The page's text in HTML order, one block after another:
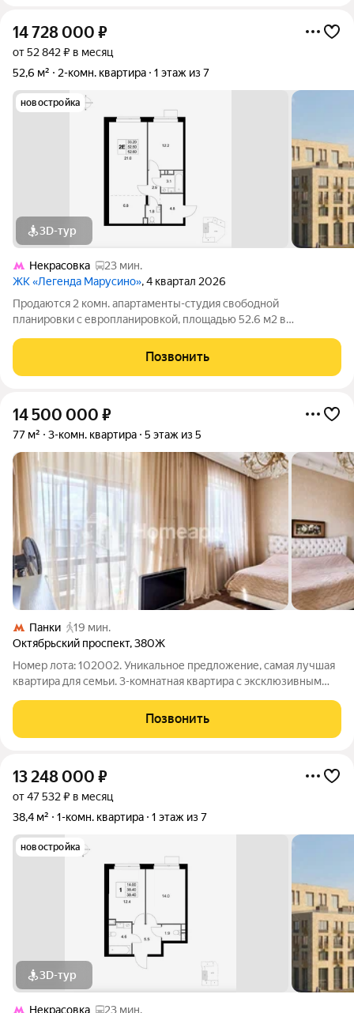
14 728 000 ₽
от 52 842 ₽ в месяц
52,6 м²
2-комн. квартира 1 этаж из 7
новостройка
3D-тур
Некрасовка
23 мин.
ЖК «Легенда Марусино», 4 квартал 2026
Продаются 2 комн. апартаменты-студия свободной
планировки с европланировкой, площадью 52.6 м2 в
транспортом от м. Некрасовка. Возможен вариант покупки с
использованием ипотечных средств, есть
Позвонить
14 500 000 ₽
77 м² 3-комн. квартира 5 этаж из 5
Панки
19 мин.
Октябрьский проспект,380Ж
Номер лота: 102002. Уникальное предложение, самая лучшая
квартира для семьи. 3-комнатная квартира с эксклюзивным
составляет 77 квадратных метров, из которых 42,1 квадратных
метра приходится на жилую зону.
Позвонить
13 248 000 ₽
от 47 532 ₽ в месяц
38,4 м²
1-комн. квартира 1 этаж из 7
новостройка
3D-тур
Некрасовка 23 мин.